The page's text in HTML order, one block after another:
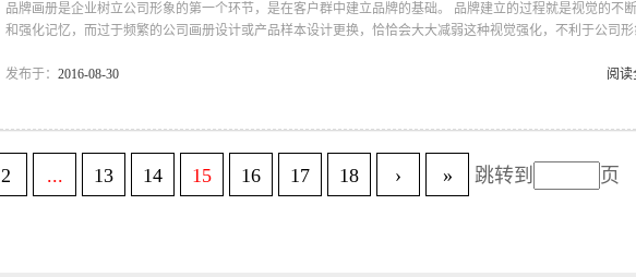
品牌画册是企业树立公司形象的第一个环节，是在客户群中建立品牌的基础。 品牌建立的过程就是视觉的不
和强化记忆，而过于频繁的公司画册设计或产品样本设计更换，恰恰会大大减弱这种视觉强化，不利于公司形
新的供应商在和他建立联系呢，因为在这本新画册中，客户完全看不到他所熟悉的关于您的任何内容。从而
发布于： 2016-08-30 阅读
2 ... 13 14 15 16 17 18 › » 跳转到 页